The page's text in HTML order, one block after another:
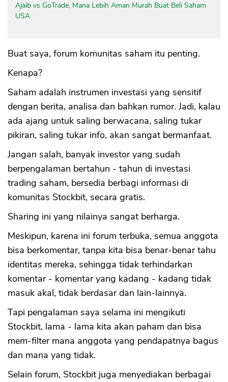
Ajaib vs GoTrade, Mana Lebih Aman Murah Buat Beli Saham
USA
Buat saya, forum komunitas saham itu penting.
Kenapa?
Saham adalah instrumen investasi yang sensitif
dengan berita, analisa dan bahkan rumor. Jadi, kalau
ada ajang untuk saling berwacana, saling tukar
pikiran, saling tukar info, akan sangat bermanfaat.
Jangan salah, banyak investor yang sudah
berpengalaman bertahun - tahun di investasi
trading saham, bersedia berbagi informasi di
komunitas Stockbit, secara gratis.
Sharing ini yang nilainya sangat berharga.
Meskipun, karena ini forum terbuka, semua anggota
bisa berkomentar, tanpa kita bisa benar-benar tahu
identitas mereka, sehingga tidak terhindarkan
komentar - komentar yang kadang - kadang tidak
masuk akal, tidak berdasar dan lain-lainnya.
Tapi pengalaman saya selama ini mengikuti
Stockbit, lama - lama kita akan paham dan bisa
mem-filter mana anggota yang pendapatnya bagus
dan mana yang tidak.
Selain forum, Stockbit juga menyediakan berbagai